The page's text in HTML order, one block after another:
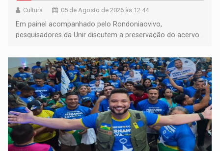
Cultura 05 de Agosto de 2026 às 12:44
Em painel acompanhado pelo Rondoniaovivo,
pesquisadores da Unir discutem a preservação do acervo
memória como bússola para o futuro